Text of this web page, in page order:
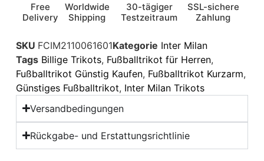
Free
Delivery
Worldwide
Shipping
30-tägiger
Testzeitraum
SSL-sichere
Zahlung
SKU FCIM2110061601Kategorie Inter Milan
Tags Billige Trikots, Fußballtrikot für Herren,
Fußballtrikot Günstig Kaufen, Fußballtrikot Kurzarm,
Günstiges Fußballtrikot, Inter Milan Trikots
Versandbedingungen
Rückgabe- und Erstattungsrichtlinie